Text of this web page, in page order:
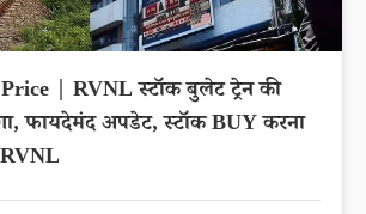
| RVNL स्टॉक बुलेट ट्रेन की
फायदेमंद अपडेट, स्टॉक BUY करना
RVNL